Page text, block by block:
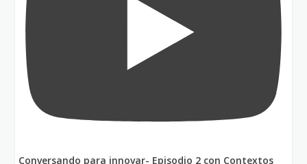
Conversando para innovar- Episodio 2 con Contextos